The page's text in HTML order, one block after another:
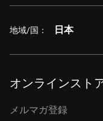
地域/国： 日本
オンラインスト
メルマガ登録